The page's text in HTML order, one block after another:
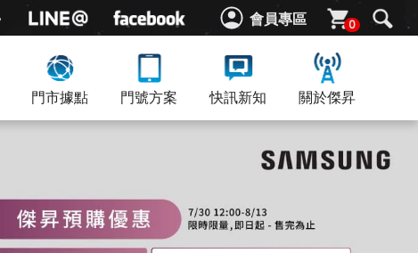
會員專區 0
門市據點 門號方案 快訊新知 關於傑昇